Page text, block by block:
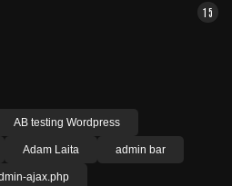
15
AB testing Wordpress
Adam Laita admin bar
ajax.php